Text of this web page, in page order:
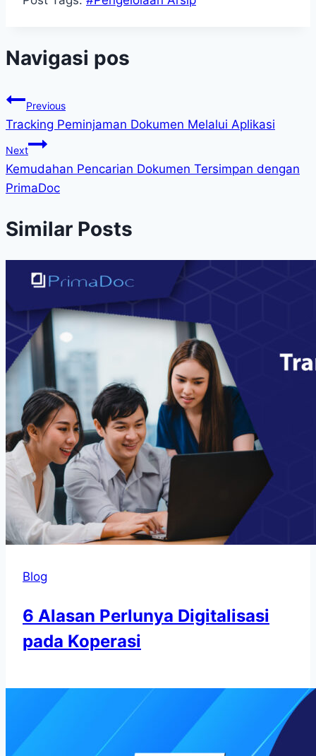
Navigasi pos
Previous
Tracking Peminjaman Dokumen Melalui Aplikasi
Next
Kemudahan Pencarian Dokumen Tersimpan dengan
PrimaDoc
Similar Posts
Blog
6 Alasan Perlunya Digitalisasi
pada Koperasi